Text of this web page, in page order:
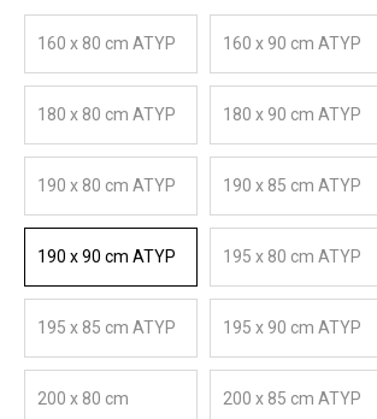
160 x 80 cm ATYP 160 x 90 cm ATYP
180 x 80 cm ATYP 180 x 90 cm ATYP
190 x 80 cm ATYP 190 x 85 cm ATYP
190 x 90 cm ATYP 195 x 80 cm ATYP
195 x 85 cm ATYP 195 x 90 cm ATYP
200 x 80 cm 200 x 85 cm ATYP